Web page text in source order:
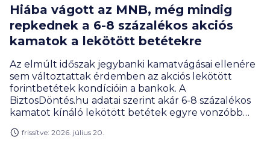
Hiába vágott az MNB, még mindig
repkednek a 6-8 százalékos akciós
kamatok a lekötött betétekre
Az elmúlt időszak jegybanki kamatvágásai ellenére
sem változtattak érdemben az akciós lekötött
forintbetétek kondícióin a bankok. A
BiztosDöntés.hu adatai szerint akár 6-8 százalékos
kamatot kínáló lekötött betétek egyre vonzóbb
hogy a legnépszerűbb lakossági állampapírok
frissítve: 2026. július 20.